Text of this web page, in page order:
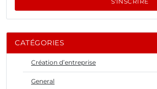
CATÉGORIES
Création d’entreprise
General